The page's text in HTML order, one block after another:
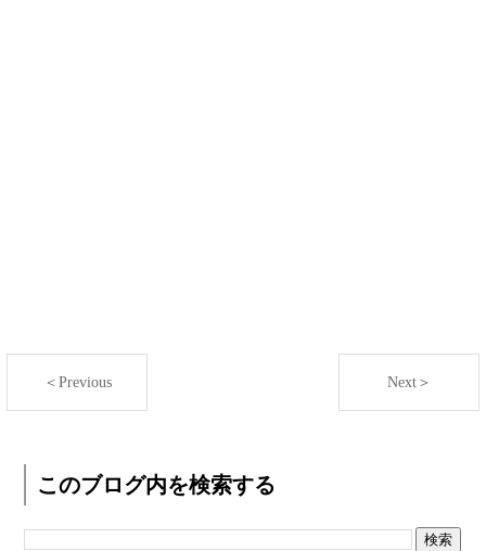
＜Previous Next＞
このブログ内を検索する